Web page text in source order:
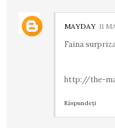
MAYDAY 11
Faina
http://the-
Răspundeți